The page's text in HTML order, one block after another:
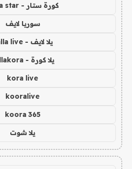
كورة ستار - kora star
سوريا لايف
يلا لايف - yalla live
يلا كورة - yallakora
kora live
kooralive
koora 365
يلا شوت